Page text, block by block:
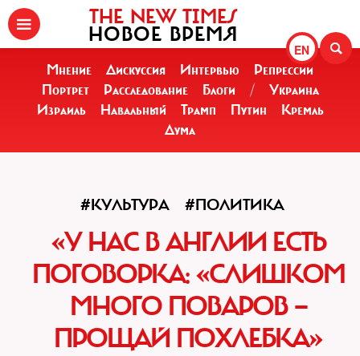
EN
THE NEW TIMES
НОВОЕ ВРЕМЯ
Мнение Дискуссия Интервью
Репрессии
Портрет
Расследование Блоги /
Украина
Израиль
Навальный Трамп Путин
Кремль
Дума
#КУЛЬТУРА #ПОЛИТИКА
«У НАС В АНГЛИИ ЕСТЬ
ПОГОВОРКА: «СЛИШКОМ
МНОГО ПОВАРОВ —
ПРОЩАЙ ПОХЛЕБКА»